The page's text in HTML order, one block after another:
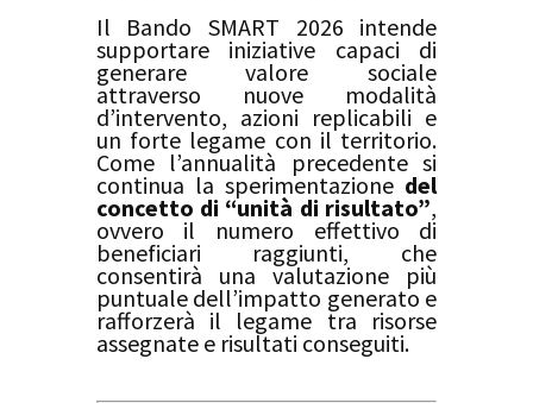
Il Bando SMART 2026 intende
supportare iniziative capaci di
generare valore sociale
attraverso nuove modalità
d’intervento, azioni replicabili e
un forte legame con il territorio.
Come l’annualità precedente si
continua la sperimentazione del
concetto di “unità di risultato”,
ovvero il numero effettivo di
beneficiari raggiunti, che
consentirà una valutazione più
puntuale dell’impatto generato e
rafforzerà il legame tra risorse
assegnate e risultati conseguiti.